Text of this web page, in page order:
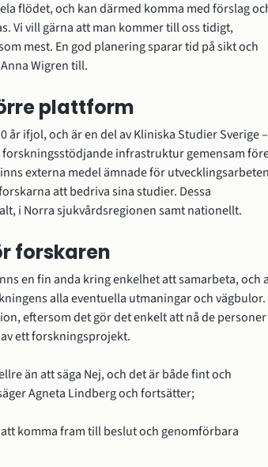
flödet, och kan därmed komma med förslag
Vi vill gärna att man kommer till oss tidigt,
mest. En god planering sparar tid på sikt och
Wigren till.
plattform
ifjol, och är en del av Kliniska Studier Sverige –
infrastruktur gemensam
externa medel ämnade för utvecklingsarbeten
att bedriva sina studier. Dessa
i Norra sjukvårdsregionen samt nationellt.
forskaren
en fin anda kring enkelhet att samarbeta, och
alla eventuella utmaningar och vägbulor.
eftersom det gör det enkelt att nå de personer
ett forskningsprojekt.
än att säga Nej, och det är både fint och
Agneta Lindberg och fortsätter;
komma fram till beslut och genomförbara